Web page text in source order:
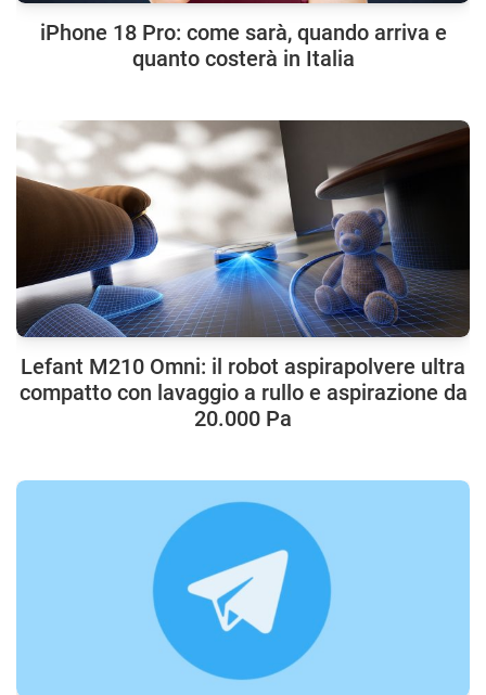
iPhone 18 Pro: come sarà, quando arriva e
quanto costerà in Italia
Lefant M210 Omni: il robot aspirapolvere ultra
compatto con lavaggio a rullo e aspirazione da
20.000 Pa